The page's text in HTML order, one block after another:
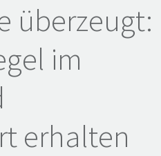
überzeugt:
im
erhalten